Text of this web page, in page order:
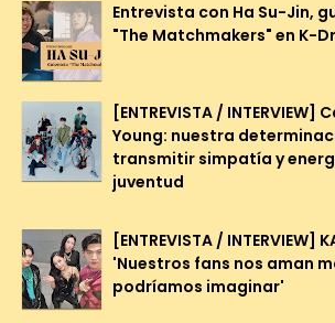
Entrevista con Ha Su-Jin,
"The Matchmakers" en K-
[ENTREVISTA / INTERVIEW]
Young: nuestra
transmitir simpatía y
juventud
[ENTREVISTA / INTERVIEW]
'Nuestros fans nos aman
podríamos imaginar'